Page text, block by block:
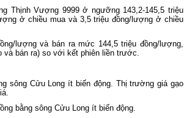
Thịnh Vượng 9999 ở ngưỡng 143,2-145,5 triệu
ở chiều mua và 3,5 triệu đồng/lượng ở chiều
lượng và bán ra mức 144,5 triệu đồng/lượng,
và bán ra) so với kết phiên liền trước.
sông Cửu Long ít biến động. Thị trường giá gạo
bằng sông Cửu Long ít biến động.